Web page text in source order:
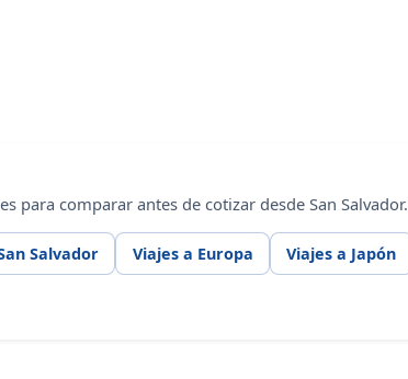
para comparar antes de cotizar desde San Salvador.
Salvador Viajes a Europa Viajes a Japón